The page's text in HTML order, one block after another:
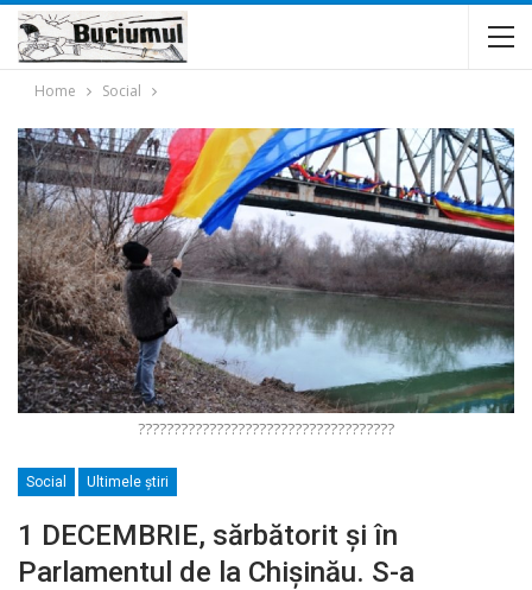
Home Social
????????????????????????????????????
Social Ultimele ştiri
1 DECEMBRIE, sărbătorit și în
Parlamentul de la Chișinău. S-a